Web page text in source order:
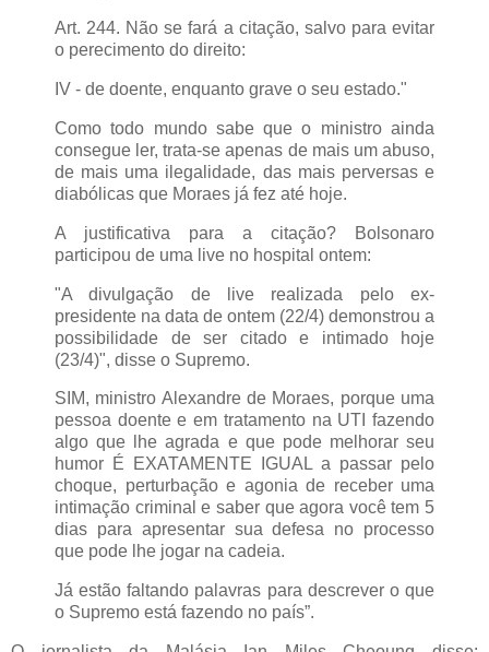
Art. 244. Não se fará a citação, salvo para evitar
o perecimento do direito:
IV - de doente, enquanto grave o seu estado."
Como todo mundo sabe que o ministro ainda
consegue ler, trata-se apenas de mais um abuso,
de mais uma ilegalidade, das mais perversas e
diabólicas que Moraes já fez até hoje.
A justificativa para a citação? Bolsonaro
participou de uma live no hospital ontem:
"A divulgação de live realizada pelo ex-
presidente na data de ontem (22/4) demonstrou a
possibilidade de ser citado e intimado hoje
(23/4)", disse o Supremo.
SIM, ministro Alexandre de Moraes, porque uma
pessoa doente e em tratamento na UTI fazendo
algo que lhe agrada e que pode melhorar seu
humor É EXATAMENTE IGUAL a passar pelo
choque, perturbação e agonia de receber uma
intimação criminal e saber que agora você tem 5
dias para apresentar sua defesa no processo
que pode lhe jogar na cadeia.
Já estão faltando palavras para descrever o que
o Supremo está fazendo no país”.